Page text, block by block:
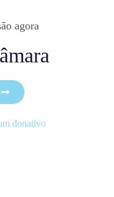
agora
donativo